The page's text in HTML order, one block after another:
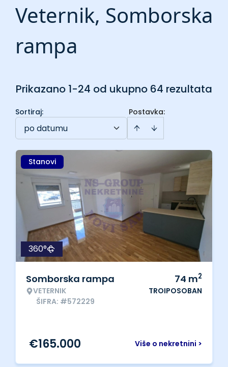
Veternik, Somborska
rampa
Prikazano 1-24 od ukupno 64 rezultata
Postavka:
Sortiraj:
po datumu
Stanovi
360°
Somborska rampa
VETERNIK
ŠIFRA: #572229
74 m2
TROIPOSOBAN
Više o nekretnini >
€165.000